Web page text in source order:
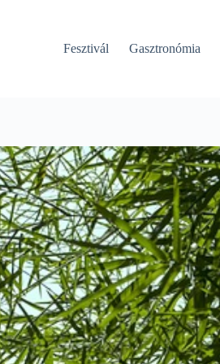
Fesztivál Gasztronómia